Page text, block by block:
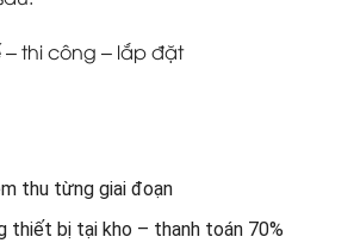
– thi công – lắp đặt
thu từng giai đoạn
thiết bị tại kho – thanh toán 70%